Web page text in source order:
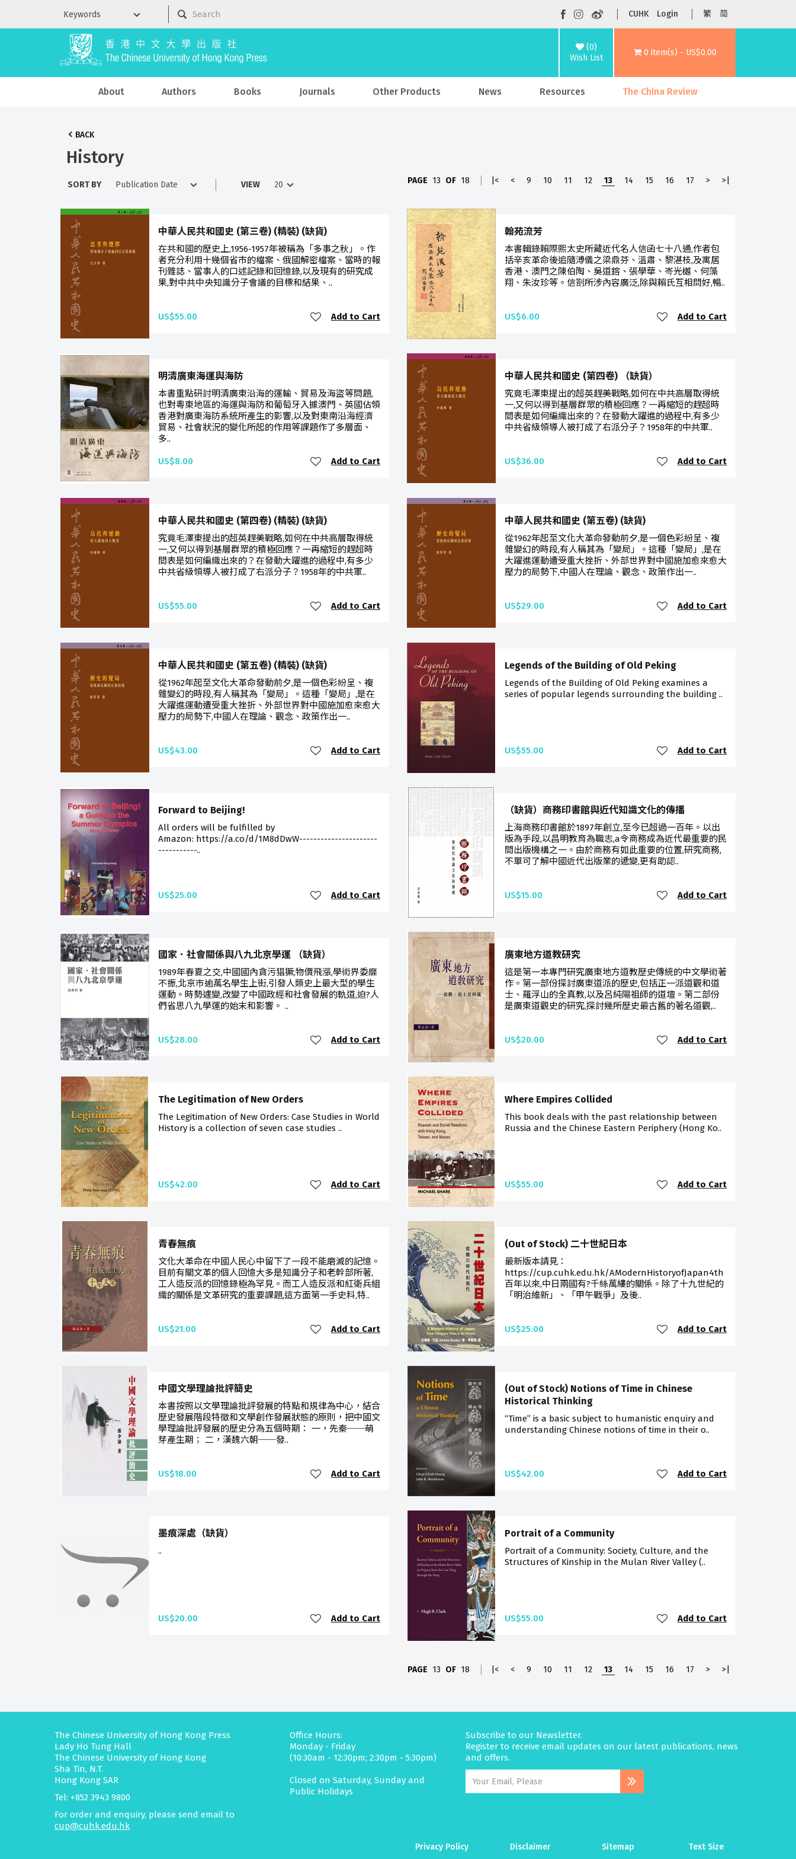
CUHK Login 繁 简
(0)
Wish List
0 item(s) - US$0.00
About Authors Books Journals Other Products News Resources The China Review
BACK
History
SORT BY VIEW PAGE 13 OF 18 |< < 9 10 11 12 13 14 15 16 17 > >|
中華人民共和國史 (第三卷) (精裝) (缺貨)
在共和國的歷史上,1956-1957年被稱為「多事之秋」。作
者充分利用十幾個省市的檔案、俄國解密檔案、當時的報
刊雜誌、當事人的口述記錄和回憶錄,以及現有的研究成
果,對中共中央知識分子會議的目標和結果、..
US$55.00 Add to Cart
翰苑流芳
本書輯錄賴際熙太史所藏近代名人信函七十八通,作者包
括辛亥革命後追隨溥儀之梁鼎芬、溫肅、黎湛枝,及寓居
香港、澳門之陳伯陶、吳道鎔、張學華、岑光樾、何藻
翔、朱汝珍等。信劄所涉內容廣泛,除與賴氏互相問好,暢..
US$6.00 Add to Cart
明清廣東海運與海防
本書重點研討明清廣東沿海的運輸、貿易及海盜等問題,
也對粵東地區的海運與海防和葡萄牙入據澳門、英國佔領
香港對廣東海防系統所產生的影響,以及對東南沿海經濟
貿易、社會狀況的變化所起的作用等課題作了多層面、
多..
US$8.00 Add to Cart
中華人民共和國史 (第四卷) （缺貨）
究竟毛澤東提出的超英趕美戰略,如何在中共高層取得統
一,又何以得到基層群眾的積極回應？一再縮短的趕超時
間表是如何編織出來的？在發動大躍進的過程中,有多少
中共省級領導人被打成了右派分子？1958年的中共軍..
US$36.00 Add to Cart
中華人民共和國史 (第四卷) (精裝) (缺貨)
究竟毛澤東提出的超英趕美戰略,如何在中共高層取得統
一,又何以得到基層群眾的積極回應？一再縮短的趕超時
間表是如何編織出來的？在發動大躍進的過程中,有多少
中共省級領導人被打成了右派分子？1958年的中共軍..
US$55.00 Add to Cart
中華人民共和國史 (第五卷) (缺貨)
從1962年起至文化大革命發動前夕,是一個色彩紛呈、複
雜變幻的時段,有人稱其為「變局」。這種「變局」,是在
大躍進運動遭受重大挫折、外部世界對中國施加愈來愈大
壓力的局勢下,中國人在理論、觀念、政策作出一..
US$29.00 Add to Cart
中華人民共和國史 (第五卷) (精裝) (缺貨)
從1962年起至文化大革命發動前夕,是一個色彩紛呈、複
雜變幻的時段,有人稱其為「變局」。這種「變局」,是在
大躍進運動遭受重大挫折、外部世界對中國施加愈來愈大
壓力的局勢下,中國人在理論、觀念、政策作出一..
US$43.00 Add to Cart
Legends of the Building of Old Peking
Legends of the Building of Old Peking examines a
series of popular legends surrounding the building ..
US$55.00 Add to Cart
Forward to Beijing!
All orders will be fulfilled by
Amazon: https://a.co/d/1M8dDwW----------------------
-----------..
US$25.00 Add to Cart
（缺貨）商務印書館與近代知識文化的傳播
上海商務印書館於1897年創立,至今已超過一百年。以出
版為手段,以昌明教育為職志,a令商務成為近代最重要的民
間出版機構之一。由於商務有如此重要的位置,研究商務,
不單可了解中國近代出版業的遞變,更有助認..
US$15.00 Add to Cart
國家．社會關係與八九北京學運 （缺貨）
1989年春夏之交,中國國內貪污猖獗,物價飛漲,學術界委靡
不振,北京巿逾萬名學生上街,引發人類史上最大型的學生
運動。時勢遽變,改變了中國政經和社會發展的軌道,迫?人
們省思八九學運的始末和影響。 ..
US$28.00 Add to Cart
廣東地方道教研究
這是第一本專門研究廣東地方道教歷史傳統的中文學術著
作。第一部份探討廣東道派的歷史,包括正一派道觀和道
士、羅浮山的全真教,以及呂純陽祖師的道壇。第二部份
是廣東道觀史的研究,探討幾所歷史最古舊的著名道觀,..
US$20.00 Add to Cart
The Legitimation of New Orders
The Legitimation of New Orders: Case Studies in World
History is a collection of seven case studies ..
US$42.00 Add to Cart
Where Empires Collided
This book deals with the past relationship between
Russia and the Chinese Eastern Periphery (Hong Ko..
US$55.00 Add to Cart
青春無痕
文化大革命在中國人民心中留下了一段不能磨滅的記憶。
目前有關文革的個人回憶大多是知識分子和老幹部所著,
工人造反派的回憶錄極為罕見。而工人造反派和紅衛兵組
織的關係是文革研究的重要課題,這方面第一手史料,特..
US$21.00 Add to Cart
(Out of Stock) 二十世紀日本
最新版本請見：
https://cup.cuhk.edu.hk/AModernHistoryofJapan4th
百年以來,中日兩國有?千絲萬縷的關係。除了十九世紀的
「明治維新」、「甲午戰爭」及後..
US$25.00 Add to Cart
中國文學理論批評簡史
本書按照以文學理論批評發展的特點和規律為中心，結合
歷史發展階段特徵和文學創作發展狀態的原則，把中國文
學理論批評發展的歷史分為五個時期： 一，先秦──萌
芽產生期； 二，漢魏六朝──發..
US$18.00 Add to Cart
(Out of Stock) Notions of Time in Chinese
Historical Thinking
“Time” is a basic subject to humanistic enquiry and
understanding Chinese notions of time in their o..
US$42.00 Add to Cart
墨痕深處（缺貨）
..
US$20.00 Add to Cart
Portrait of a Community
Portrait of a Community: Society, Culture, and the
Structures of Kinship in the Mulan River Valley (..
US$55.00 Add to Cart
PAGE 13 OF 18 |< < 9 10 11 12 13 14 15 16 17 > >|
The Chinese University of Hong Kong Press
Lady Ho Tung Hall
The Chinese University of Hong Kong
Sha Tin, N.T.
Hong Kong SAR
Tel: +852 3943 9800
For order and enquiry, please send email to
cup@cuhk.edu.hk
Office Hours:
Monday - Friday
(10:30am - 12:30pm; 2:30pm - 5:30pm)
Closed on Saturday, Sunday and
Public Holidays
Subscribe to our Newsletter.
Register to receive email updates on our latest publications, news
and offers.
Privacy Policy Disclaimer Sitemap Text Size